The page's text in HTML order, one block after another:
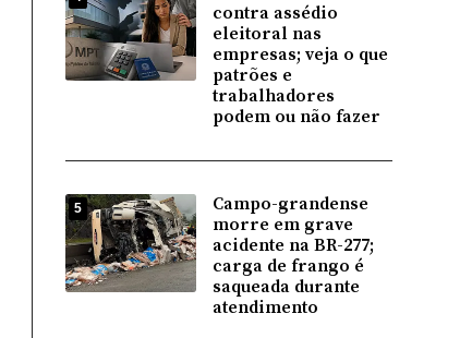
contra assédio
eleitoral nas
empresas; veja o que
patrões e
trabalhadores
podem ou não fazer
5
Campo-grandense
morre em grave
acidente na BR-277;
carga de frango é
saqueada durante
atendimento